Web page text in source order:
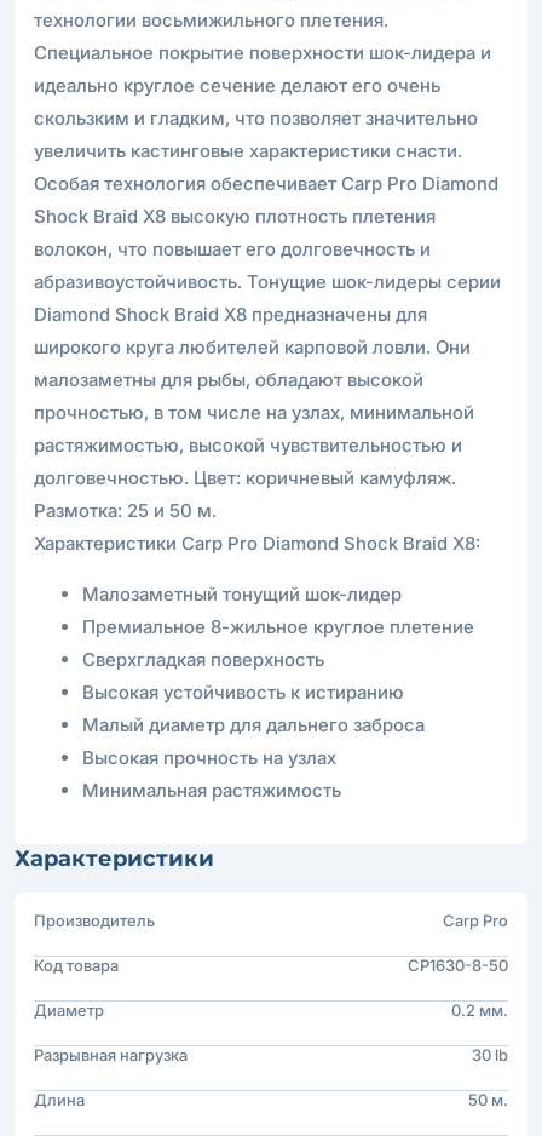
технологии восьмижильного плетения.
Специальное покрытие поверхности шок-лидера и
идеально круглое сечение делают его очень
скользким и гладким, что позволяет значительно
увеличить кастинговые характеристики снасти.
Особая технология обеспечивает Carp Pro Diamond
Shock Braid Х8 высокую плотность плетения
волокон, что повышает его долговечность и
абразивоустойчивость. Тонущие шок-лидеры серии
Diamond Shock Braid Х8 предназначены для
широкого круга любителей карповой ловли. Они
малозаметны для рыбы, обладают высокой
прочностью, в том числе на узлах, минимальной
растяжимостью, высокой чувствительностью и
долговечностью. Цвет: коричневый камуфляж.
Размотка: 25 и 50 м.
Характеристики Carp Pro Diamond Shock Braid Х8:
Малозаметный тонущий шок-лидер
Премиальное 8-жильное круглое плетение
Сверхгладкая поверхность
Высокая устойчивость к истиранию
Малый диаметр для дальнего заброса
Высокая прочность на узлах
Минимальная растяжимость
Характеристики
Производитель Carp Pro
Код товара CP1630-8-50
Диаметр 0.2 мм.
Разрывная нагрузка 30 lb
Длина 50 м.